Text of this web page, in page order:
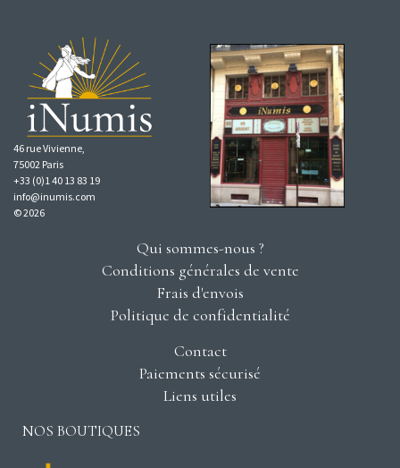
46 rue Vivienne,
75002 Paris
+33 (0)1 40 13 83 19
info@inumis.com
© 2026
Qui sommes-nous ?
Conditions générales de vente
Frais d'envois
Politique de confidentialité
Contact
Paiements sécurisé
Liens utiles
NOS BOUTIQUES